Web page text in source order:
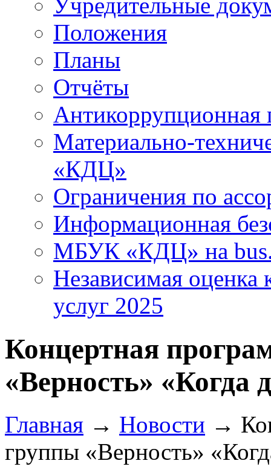
Учредительные
Положения
Планы
Отчёты
Антикоррупционная
Материально-
«КДЦ»
Ограничения по
Информационная
МБУК «КДЦ» на
Независимая оценка
услуг 2025
Концертная
«Верность» «Когда
Главная → Новости →
группы «Верность»